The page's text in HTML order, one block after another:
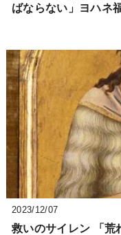
ばならない」ヨハネ
2023/12/07
救いのサイレン 「荒